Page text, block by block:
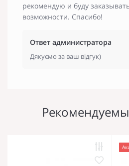
рекомендую и буду
возможности. Спасибо!
Ответ администратора
Дякуємо за ваш відгук)